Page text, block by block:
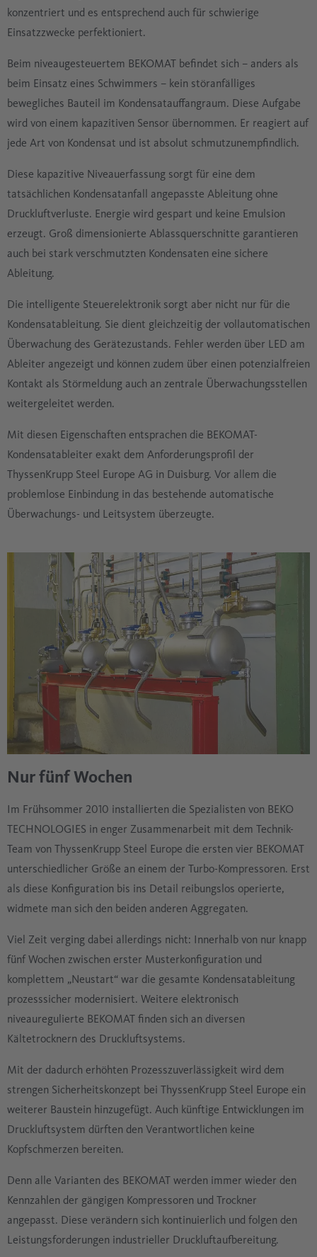
konzentriert und es entsprechend auch für schwierige
Einsatzzwecke perfektioniert.
Beim niveaugesteuertem BEKOMAT befindet sich – anders als
beim Einsatz eines Schwimmers – kein störanfälliges
bewegliches Bauteil im Kondensatauffangraum. Diese Aufgabe
wird von einem kapazitiven Sensor übernommen. Er reagiert auf
jede Art von Kondensat und ist absolut schmutzunempfindlich.
Diese kapazitive Niveauerfassung sorgt für eine dem
tatsächlichen Kondensatanfall angepasste Ableitung ohne
Druckluftverluste. Energie wird gespart und keine Emulsion
erzeugt. Groß dimensionierte Ablassquerschnitte garantieren
auch bei stark verschmutzten Kondensaten eine sichere
Ableitung.
Die intelligente Steuerelektronik sorgt aber nicht nur für die
Kondensatableitung. Sie dient gleichzeitig der vollautomatischen
Überwachung des Gerätezustands. Fehler werden über LED am
Ableiter angezeigt und können zudem über einen potenzialfreien
Kontakt als Störmeldung auch an zentrale Überwachungsstellen
weitergeleitet werden.
Mit diesen Eigenschaften entsprachen die BEKOMAT-
Kondensatableiter exakt dem Anforderungsprofil der
ThyssenKrupp Steel Europe AG in Duisburg. Vor allem die
problemlose Einbindung in das bestehende automatische
Überwachungs- und Leitsystem überzeugte.
Nur fünf Wochen
Im Frühsommer 2010 installierten die Spezialisten von BEKO
TECHNOLOGIES in enger Zusammenarbeit mit dem Technik-
Team von ThyssenKrupp Steel Europe die ersten vier BEKOMAT
unterschiedlicher Größe an einem der Turbo-Kompressoren. Erst
als diese Konfiguration bis ins Detail reibungslos operierte,
widmete man sich den beiden anderen Aggregaten.
Viel Zeit verging dabei allerdings nicht: Innerhalb von nur knapp
fünf Wochen zwischen erster Musterkonfiguration und
komplettem „Neustart“ war die gesamte Kondensatableitung
prozesssicher modernisiert. Weitere elektronisch
niveauregulierte BEKOMAT finden sich an diversen
Kältetrocknern des Druckluftsystems.
Mit der dadurch erhöhten Prozesszuverlässigkeit wird dem
strengen Sicherheitskonzept bei ThyssenKrupp Steel Europe ein
weiterer Baustein hinzugefügt. Auch künftige Entwicklungen im
Druckluftsystem dürften den Verantwortlichen keine
Kopfschmerzen bereiten.
Denn alle Varianten des BEKOMAT werden immer wieder den
Kennzahlen der gängigen Kompressoren und Trockner
angepasst. Diese verändern sich kontinuierlich und folgen den
Leistungsforderungen industrieller Druckluftaufbereitung.